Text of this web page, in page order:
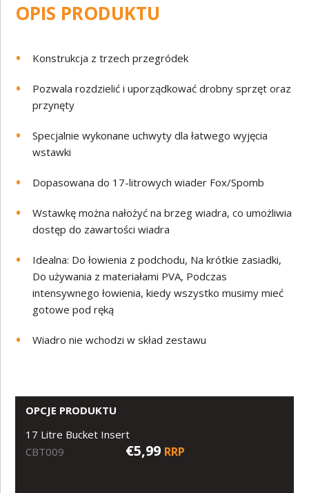
OPIS PRODUKTU
Konstrukcja z trzech przegródek
Pozwala rozdzielić i uporządkować drobny sprzęt oraz
przynęty
Specjalnie wykonane uchwyty dla łatwego wyjęcia
wstawki
Dopasowana do 17-litrowych wiader Fox/Spomb
Wstawkę można nałożyć na brzeg wiadra, co umożliwia
dostęp do zawartości wiadra
Idealna: Do łowienia z podchodu, Na krótkie zasiadki,
Do używania z materiałami PVA, Podczas
intensywnego łowienia, kiedy wszystko musimy mieć
gotowe pod ręką
Wiadro nie wchodzi w skład zestawu
OPCJE PRODUKTU
17 Litre Bucket Insert
CBT009
€5,99 RRP